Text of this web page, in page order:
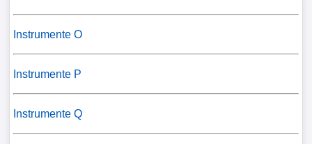
Instrumente O
Instrumente P
Instrumente Q